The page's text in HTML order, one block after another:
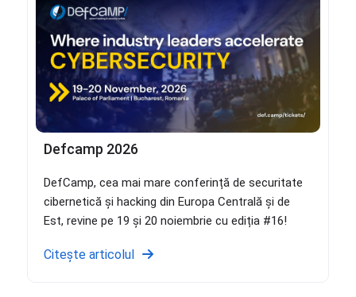
Defcamp 2026
DefCamp, cea mai mare conferință de securitate
cibernetică și hacking din Europa Centrală și de
Est, revine pe 19 și 20 noiembrie cu ediția #16!
Citește articolul